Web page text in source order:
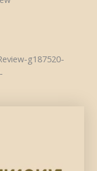
g187520-